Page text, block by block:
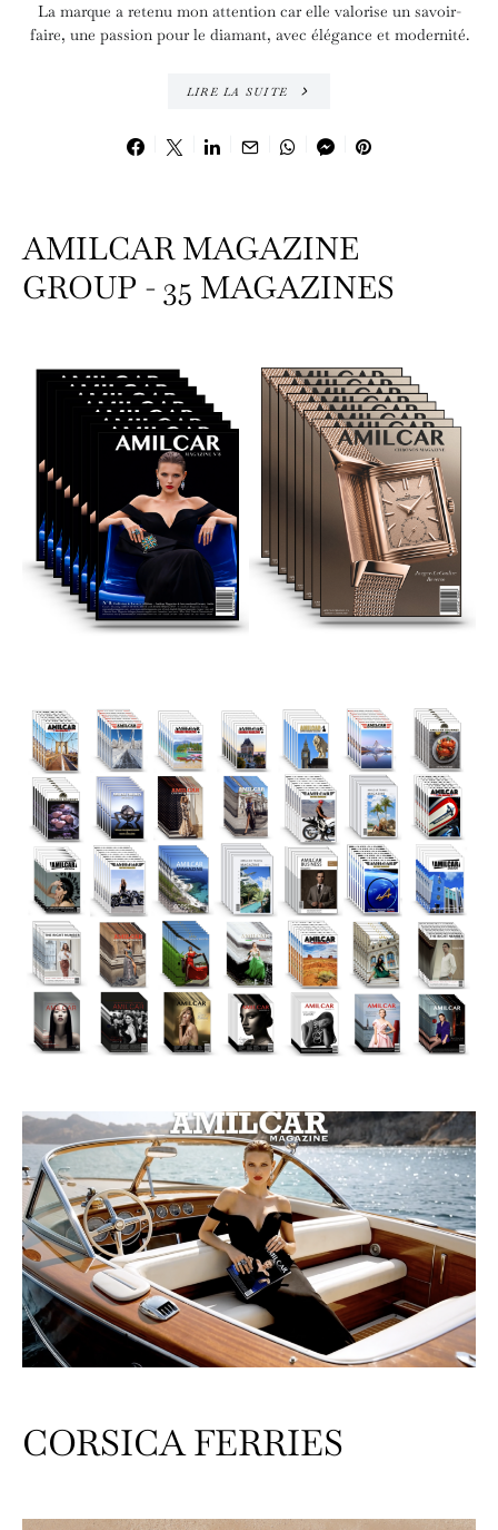
La marque a retenu mon attention car elle valorise un savoir-
faire, une passion pour le diamant, avec élégance et modernité.
LIRE LA SUITE
AMILCAR MAGAZINE
GROUP - 35 MAGAZINES
CORSICA FERRIES